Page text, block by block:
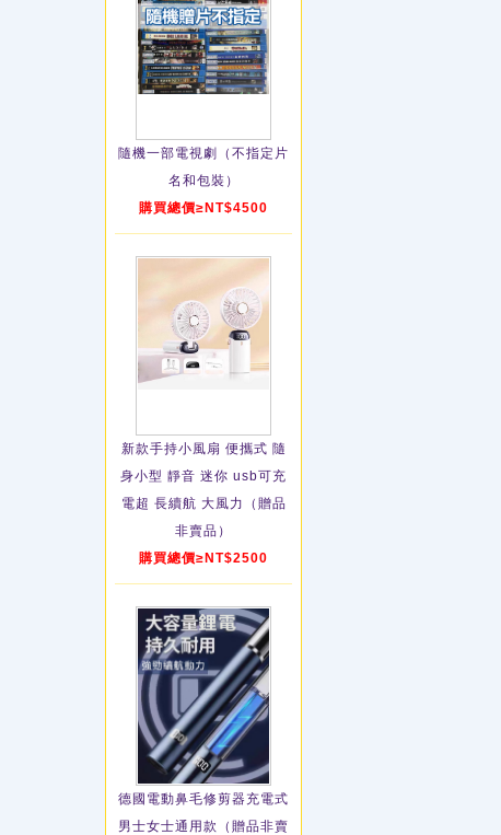
隨機一部電視劇（不指定片
名和包裝）
購買總價≥NT$4500
新款手持小風扇 便攜式 隨
身小型 靜音 迷你 usb可充
電超 長續航 大風力（贈品
非賣品）
購買總價≥NT$2500
德國電動鼻毛修剪器充電式
男士女士通用款（贈品非賣